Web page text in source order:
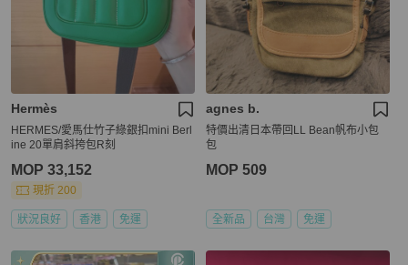
Hermès
HERMES/愛馬仕竹子綠銀扣mini Berl
ine 20單肩斜挎包R刻
MOP 33,152
現折 200
狀況良好 香港 免運
agnes b.
特價出清日本帶回LL Bean帆布小包
包
MOP 509
全新品 台灣 免運